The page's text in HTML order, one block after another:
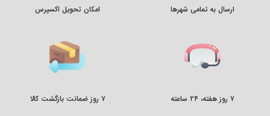
ارسال به تمامی شهرها امکان تحویل اکسپرس
۷ روز هفته، ۲۴ ساعته ۷ روز ضمانت بازگشت کالا